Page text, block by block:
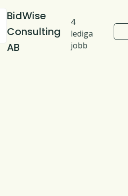
BidWise
Consulting
AB
4
lediga
jobb